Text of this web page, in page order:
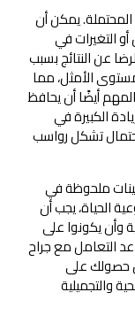
يمكن أن
التغيرات في
عن النتائج بسبب
الأمثل، مما
أيضًا أن يحافظ
الكبيرة في
تشكل رواسب
ملحوظة في
الحياة، يجب أن
يكونوا على
التعامل مع جراح
حصولك على
والتجميلية